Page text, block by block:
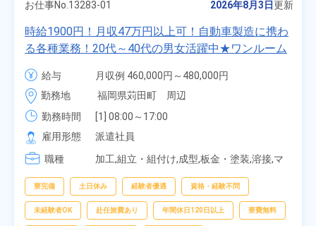
お仕事No. 13283-01 2026年8月3日更新
時給1900円！月収47万円以上可！自動車製造に携わ
る各種業務！20代～40代の男女活躍中★ワンルーム
寮無料！マイカー通勤OK！無料駐車場あり！赴任旅
費会社負担！社員食堂あり！日払いあり！土日休
み！特別賞与90万円支給！《福岡県京都郡苅田町》
給与
月収例 460,000円～480,000円
時給 1,900円～1,900円
勤務地
福岡県苅田町　周辺
勤務時間
[1] 08:00～17:00
[2] 20:00～05:00
[3] 06:30～15:00
[4] 14:30～23:00
雇用形態
派遣社員
職種
加工,組立・組付け,成型,板金・塗装,溶接,マ
査,物流・配送
寮完備 土日休み 経験者優遇 資格・経験不問
未経験者OK 赴任旅費あり 年間休日120日以上 寮費無料